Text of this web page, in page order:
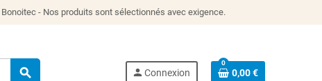
- Nos produits sont sélectionnés avec exigence.
search person Connexion
0
0,00 €